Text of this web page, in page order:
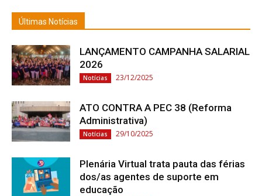
Últimas Notícias
LANÇAMENTO CAMPANHA SALARIAL
2026
Notícias 23/12/2025
ATO CONTRA A PEC 38 (Reforma
Administrativa)
Notícias 29/10/2025
Plenária Virtual trata pauta das férias
dos/as agentes de suporte em
educação